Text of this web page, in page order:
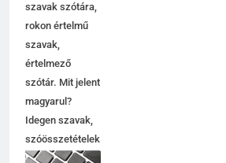
szavak szótára,
rokon értelmű
szavak,
értelmező
szótár. Mit jelent
magyarul?
Idegen szavak,
szóösszetételek
jelentése,
5
6